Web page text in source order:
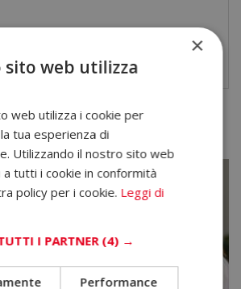
×
sito web utilizza
web utilizza i cookie per
tua esperienza di
Utilizzando il nostro sito web
a tutti i cookie in conformità
policy per i cookie. Leggi di
I PARTNER (4) →
Performance